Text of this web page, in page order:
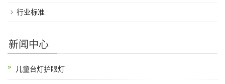
行业标准
新闻中心
儿童台灯护眼灯